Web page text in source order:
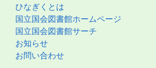
ひなぎくとは
国立国会図書館ホームページ
国立国会図書館サーチ
お知らせ
お問い合わせ